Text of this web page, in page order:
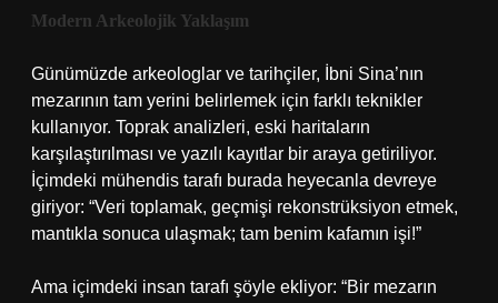
Modern Arkeolojik Yaklaşım
Günümüzde arkeologlar ve tarihçiler, İbni Sina’nın
mezarının tam yerini belirlemek için farklı teknikler
kullanıyor. Toprak analizleri, eski haritaların
karşılaştırılması ve yazılı kayıtlar bir araya getiriliyor.
İçimdeki mühendis tarafı burada heyecanla devreye
giriyor: “Veri toplamak, geçmişi rekonstrüksiyon etmek,
mantıkla sonuca ulaşmak; tam benim kafamın işi!”
Ama içimdeki insan tarafı şöyle ekliyor: “Bir mezarın